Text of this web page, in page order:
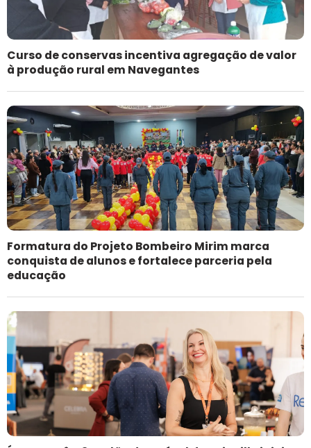
Curso de conservas incentiva agregação de valor
à produção rural em Navegantes
Formatura do Projeto Bombeiro Mirim marca
conquista de alunos e fortalece parceria pela
educação